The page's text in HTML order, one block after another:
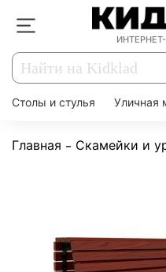
Столы и стулья Уличная
Главная Скамейки и